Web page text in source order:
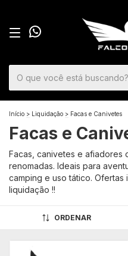
Início > Liquidação > Facas e Canivetes
Facas e
Facas, canivetes e afiadores
renomadas. Ideais para
camping e uso tático. Ofertas
liquidação !!
ORDENAR